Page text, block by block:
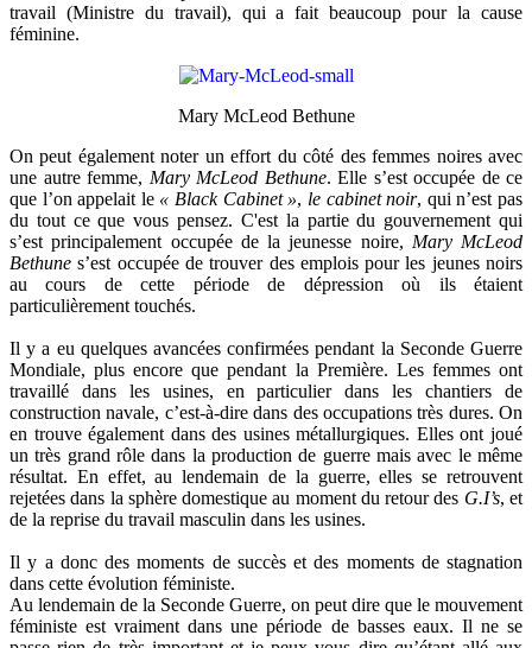
travail (Ministre du travail), qui a fait beaucoup pour la cause
féminine.
Mary McLeod Bethune
On peut également noter un effort du côté des femmes noires avec
une autre femme, Mary McLeod Bethune. Elle s’est occupée de ce
que l’on appelait le « Black Cabinet », le cabinet noir, qui n’est pas
du tout ce que vous pensez. C'est la partie du gouvernement qui
s’est principalement occupée de la jeunesse noire, Mary McLeod
Bethune s’est occupée de trouver des emplois pour les jeunes noirs
au cours de cette période de dépression où ils étaient
particulièrement touchés.
Il y a eu quelques avancées confirmées pendant la Seconde Guerre
Mondiale, plus encore que pendant la Première. Les femmes ont
travaillé dans les usines, en particulier dans les chantiers de
construction navale, c’est-à-dire dans des occupations très dures. On
en trouve également dans des usines métallurgiques. Elles ont joué
un très grand rôle dans la production de guerre mais avec le même
résultat. En effet, au lendemain de la guerre, elles se retrouvent
rejetées dans la sphère domestique au moment du retour des G.I’s, et
de la reprise du travail masculin dans les usines.
Il y a donc des moments de succès et des moments de stagnation
dans cette évolution féministe.
Au lendemain de la Seconde Guerre, on peut dire que le mouvement
féministe est vraiment dans une période de basses eaux. Il ne se